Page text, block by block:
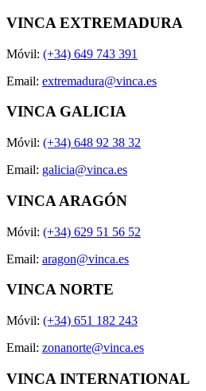
VINCA EXTREMADURA
Móvil: (+34) 649 743 391
Email: extremadura@vinca.es
VINCA GALICIA
Móvil: (+34) 648 92 38 32
Email: galicia@vinca.es
VINCA ARAGÓN
Móvil: (+34) 629 51 56 52
Email: aragon@vinca.es
VINCA NORTE
Móvil: (+34) 651 182 243
Email: zonanorte@vinca.es
VINCA INTERNATIONAL